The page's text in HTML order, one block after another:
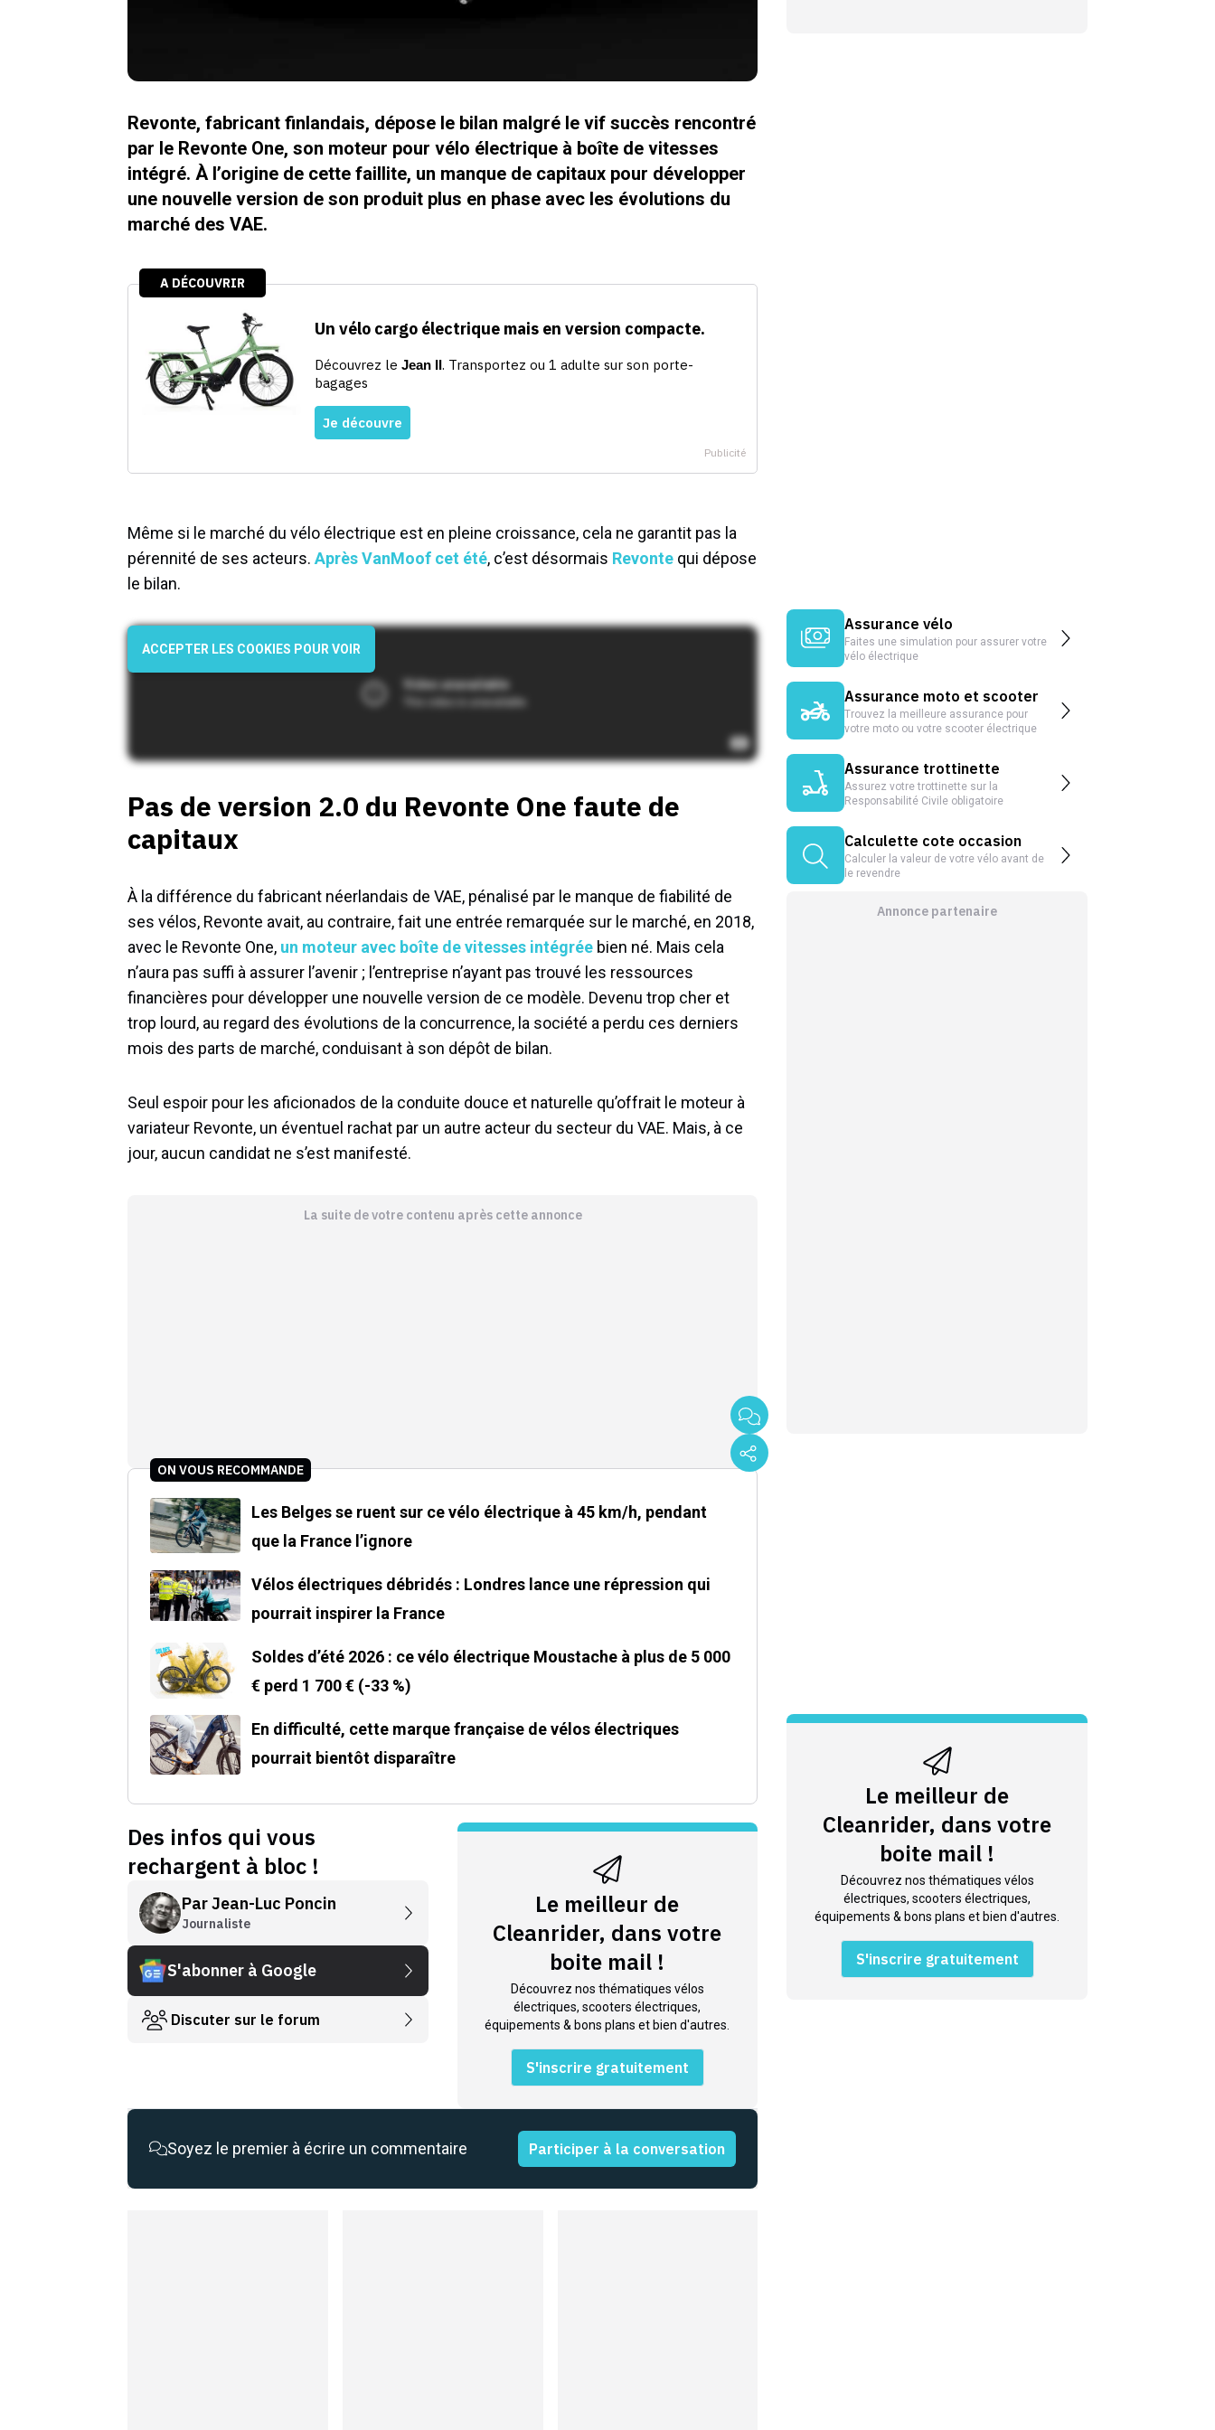
Revonte, fabricant finlandais, dépose le bilan malgré le vif succès rencontré
par le Revonte One, son moteur pour vélo électrique à boîte de vitesses
intégré. À l’origine de cette faillite, un manque de capitaux pour développer
une nouvelle version de son produit plus en phase avec les évolutions du
marché des VAE.
Même si le marché du vélo électrique est en pleine croissance, cela ne garantit pas la
pérennité de ses acteurs. Après VanMoof cet été, c’est désormais Revonte qui dépose
le bilan.
ACCEPTER LES COOKIES POUR VOIR
Pas de version 2.0 du Revonte One faute de
capitaux
À la différence du fabricant néerlandais de VAE, pénalisé par le manque de fiabilité de
ses vélos, Revonte avait, au contraire, fait une entrée remarquée sur le marché, en 2018,
avec le Revonte One, un moteur avec boîte de vitesses intégrée bien né. Mais cela
n’aura pas suffi à assurer l’avenir ; l’entreprise n’ayant pas trouvé les ressources
financières pour développer une nouvelle version de ce modèle. Devenu trop cher et
trop lourd, au regard des évolutions de la concurrence, la société a perdu ces derniers
mois des parts de marché, conduisant à son dépôt de bilan.
Seul espoir pour les aficionados de la conduite douce et naturelle qu’offrait le moteur à
variateur Revonte, un éventuel rachat par un autre acteur du secteur du VAE. Mais, à ce
jour, aucun candidat ne s’est manifesté.
La suite de votre contenu après cette annonce
ON VOUS RECOMMANDE
Les Belges se ruent sur ce vélo électrique à 45 km/h, pendant
que la France l’ignore
Vélos électriques débridés : Londres lance une répression qui
pourrait inspirer la France
Soldes d’été 2026 : ce vélo électrique Moustache à plus de 5 000
€ perd 1 700 € (-33 %)
En difficulté, cette marque française de vélos électriques
pourrait bientôt disparaître
Des infos qui vous
rechargent à bloc !
ParJean-Luc Poncin
Journaliste
S'abonner à Google
Discuter sur le forum
Le meilleur de
Cleanrider, dans votre
boite mail !
Découvrez nos thématiques vélos
électriques, scooters électriques,
équipements & bons plans et bien d'autres.
S'inscrire gratuitement
Soyez le premier à écrire un commentaire Participer à la conversation
Assurance vélo
Faites une simulation pour assurer votre
vélo électrique
Assurance moto et scooter
Trouvez la meilleure assurance pour
votre moto ou votre scooter électrique
Assurance trottinette
Assurez votre trottinette sur la
Responsabilité Civile obligatoire
Calculette cote occasion
Calculer la valeur de votre vélo avant de
le revendre
Annonce partenaire
Le meilleur de
Cleanrider, dans votre
boite mail !
Découvrez nos thématiques vélos
électriques, scooters électriques,
équipements & bons plans et bien d'autres.
S'inscrire gratuitement